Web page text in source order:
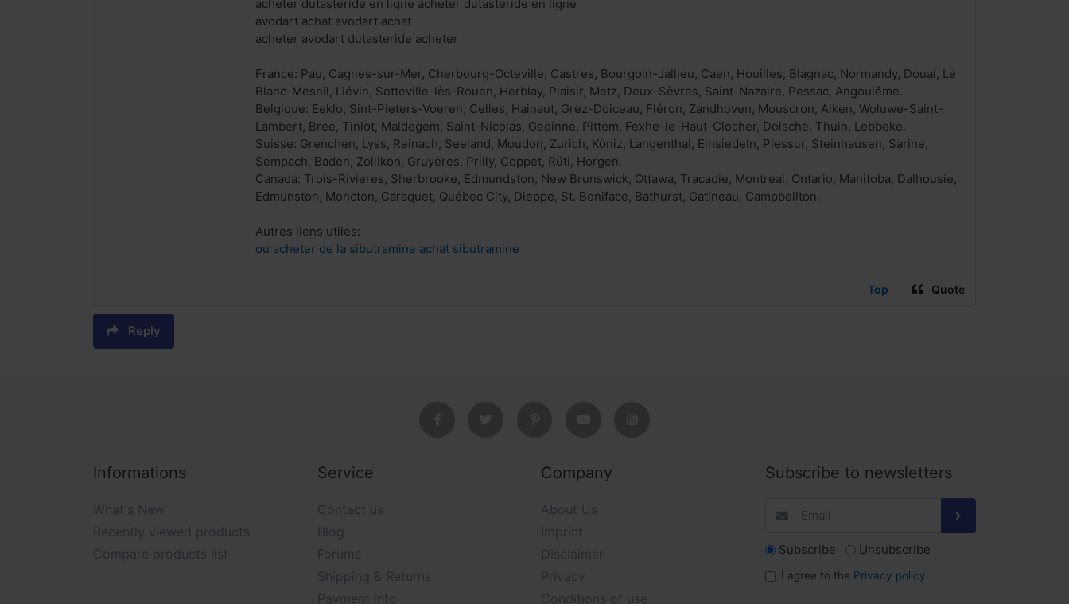
acheter dutasteride en ligne acheter dutasteride en ligne
avodart achat avodart achat
acheter avodart dutasteride acheter
France: Pau, Cagnes-sur-Mer, Cherbourg-Octeville, Castres, Bourgoin-Jallieu, Caen, Houilles, Blagnac, Normandy, Douai, Le
Blanc-Mesnil, Liévin, Sotteville-lès-Rouen, Herblay, Plaisir, Metz, Deux-Sèvres, Saint-Nazaire, Pessac, Angoulême.
Belgique: Eeklo, Sint-Pieters-Voeren, Celles, Hainaut, Grez-Doiceau, Fléron, Zandhoven, Mouscron, Alken, Woluwe-Saint-
Lambert, Bree, Tinlot, Maldegem, Saint-Nicolas, Gedinne, Pittem, Fexhe-le-Haut-Clocher, Doische, Thuin, Lebbeke.
Suisse: Grenchen, Lyss, Reinach, Seeland, Moudon, Zurich, Köniz, Langenthal, Einsiedeln, Plessur, Steinhausen, Sarine,
Sempach, Baden, Zollikon, Gruyères, Prilly, Coppet, Rüti, Horgen.
Canada: Trois-Rivieres, Sherbrooke, Edmundston, New Brunswick, Ottawa, Tracadie, Montreal, Ontario, Manitoba, Dalhousie,
Edmunston, Moncton, Caraquet, Québec City, Dieppe, St. Boniface, Bathurst, Gatineau, Campbellton.
Autres liens utiles:
ou acheter de la sibutramine achat sibutramine
Top Quote
Reply
Informations
What's New
Recently viewed products
Compare products list
Service
Contact us
Blog
Forums
Shipping & Returns
Payment info
Company
About Us
Imprint
Disclaimer
Privacy
Conditions of use
Subscribe to newsletters
Subscribe Unsubscribe
I agree to the Privacy policy